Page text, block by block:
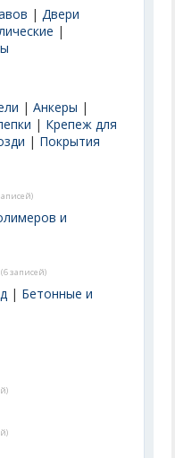
|Двери
|
|Анкеры |
| Крепеж для
| Покрытия
и
(6 записей)
| Бетонные и